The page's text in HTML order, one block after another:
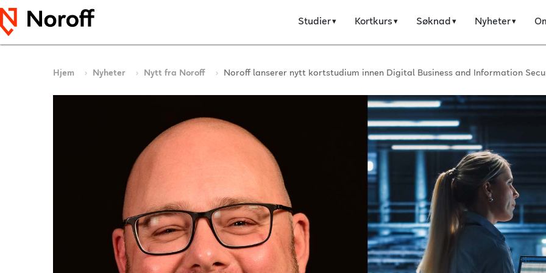
Studier Kortkurs Søknad Nyheter
Hjem Nyheter Nytt fra Noroff Noroff lanserer nytt kortstudium innen Digital Business and Information